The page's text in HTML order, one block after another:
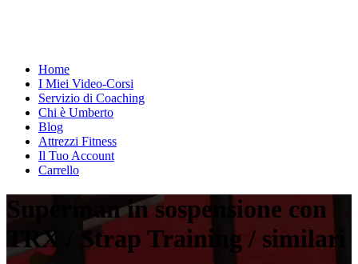
Home
I Miei Video-Corsi
Servizio di Coaching
Chi è Umberto
Blog
Attrezzi Fitness
Il Tuo Account
Carrello
Superman in sospensione con
TRX / Strap Training / similari